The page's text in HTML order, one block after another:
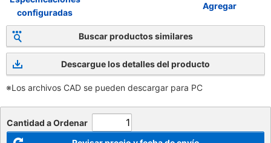
configuradas
Agregar
Buscar productos similares
Descargue los detalles del producto
※Los archivos CAD se pueden descargar para PC
Cantidad a Ordenar